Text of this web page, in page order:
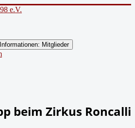
Mitglieder
beim Zirkus Roncalli